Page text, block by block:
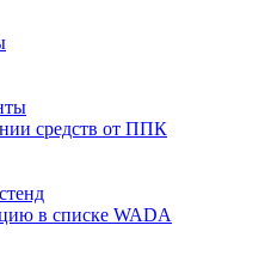
средств от ППК
в списке WADA